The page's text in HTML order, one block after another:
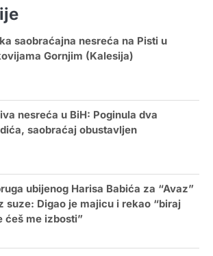
saobraćajna nesreća na Pisti u
Gornjim (Kalesija)
nesreća u BiH: Poginula dva
saobraćaj obustavljen
ubijenog Harisa Babića za “Avaz”
suze: Digao je majicu i rekao “biraj
ćeš me izbosti”